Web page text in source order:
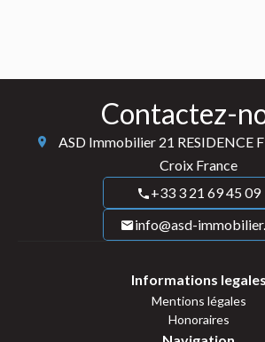
Contactez-
ASD Immobilier21 RESIDENCE
Croix France
+33 3 21 69 45 09
info@asd-
Informations legales
Mentions légales
Honoraires